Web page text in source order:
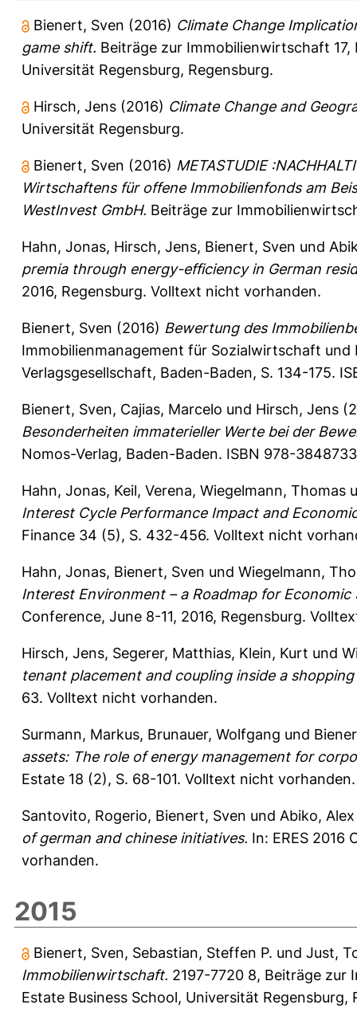
Bienert, Sven (2016) Climate Change
game shift. Beiträge zur Immobilienwirtschaft
Universität Regensburg, Regensburg.
Hirsch, Jens (2016) Climate Change and
Universität Regensburg.
Bienert, Sven (2016) METASTUDIE
Wirtschaftens für offene Immobilienfonds am
WestInvest GmbH. Beiträge zur
Hahn, Jonas, Hirsch, Jens, Bienert, Sven und
premia through energy-efficiency in German
2016, Regensburg. Volltext nicht vorhanden.
Bienert, Sven (2016) Bewertung des
Immobilienmanagement für Sozialwirtschaft
Verlagsgesellschaft, Baden-Baden, S. 134-175.
Bienert, Sven, Cajias, Marcelo und Hirsch, Jens
Besonderheiten immaterieller Werte bei der
Nomos-Verlag, Baden-Baden. ISBN 978-
Hahn, Jonas, Keil, Verena, Wiegelmann, Thomas
Interest Cycle Performance Impact and
Finance 34 (5), S. 432-456. Volltext nicht
Hahn, Jonas, Bienert, Sven und Wiegelmann,
Interest Environment – a Roadmap for
Conference, June 8-11, 2016, Regensburg.
Hirsch, Jens, Segerer, Matthias, Klein, Kurt und
tenant placement and coupling inside a
63. Volltext nicht vorhanden.
Surmann, Markus, Brunauer, Wolfgang und
assets: The role of energy management for
Estate 18 (2), S. 68-101. Volltext nicht vorhanden.
Santovito, Rogerio, Bienert, Sven und Abiko, Alex
of german and chinese initiatives. In: ERES 2016
vorhanden.
2015
Bienert, Sven, Sebastian, Steffen P. und Just,
Immobilienwirtschaft. 2197-7720 8, Beiträge zur
Estate Business School, Universität Regensburg,